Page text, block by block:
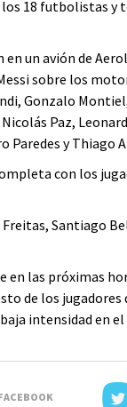
18 futbolistas y
en un avión de
sobre los
Gonzalo
Paz,
Paredes y Thiago
con los
Santiago
en las próximas
de los
intensidad en